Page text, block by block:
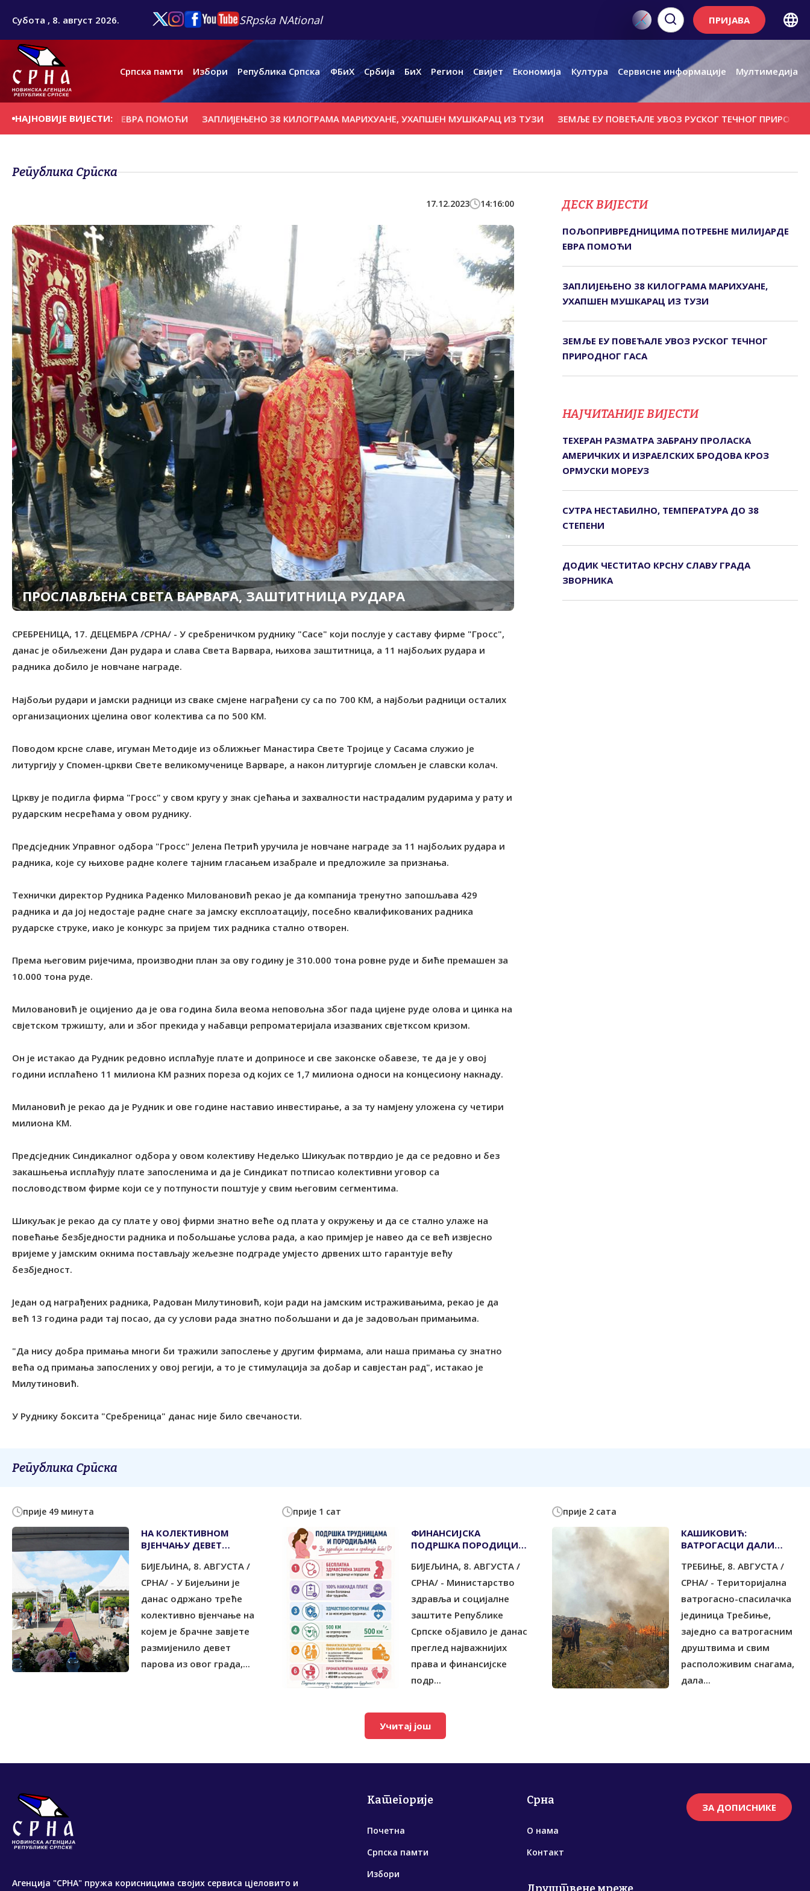
Субота , 8. август 2026. SRpska NAtional ПРИЈАВА
Српска памти Избори Република Српска ФБиХ Србија БиХ Регион Свијет Економија Култура Сервисне информације Мултимедија
НАЈНОВИЈЕ ВИЈЕСТИ:
МИЛИЈАРДЕ ЕВРА ПОМОЋИ ЗАПЛИЈЕЊЕНО 38 КИЛОГРАМА МАРИХУАНЕ, УХАПШЕН МУШКАРАЦ ИЗ ТУЗИ ЗЕМЉЕ ЕУ ПОВЕЋАЛЕ УВОЗ РУСКОГ ТЕЧНОГ ПРИРОДНОГ ГАСА
Република Српска
17.12.2023 14:16:00
ПРОСЛАВЉЕНА СВЕТА ВАРВАРА, ЗАШТИТНИЦА РУДАРА
СРЕБРЕНИЦА, 17. ДЕЦЕМБРА /СРНА/ - У сребреничком руднику "Сасе" који послује у саставу фирме "Гросс",
данас је обиљежени Дан рудара и слава Света Варвара, њихова заштитница, а 11 најбољих рудара и
радника добило је новчане награде.
Најбољи рудари и јамски радници из сваке смјене награђени су са по 700 КМ, а најбољи радници осталих
организационих цјелина овог колектива са по 500 КМ.
Поводом крсне славе, игуман Методије из оближњег Манастира Свете Тројице у Сасама служио је
литургију у Спомен-цркви Свете великомученице Варваре, а након литургије сломљен је славски колач.
Цркву је подигла фирма "Гросс" у свом кругу у знак сјећања и захвалности настрадалим рударима у рату и
рударским несрећама у овом руднику.
Предсједник Управног одбора "Гросс" Јелена Петрић уручила је новчане награде за 11 најбољих рудара и
радника, које су њихове радне колеге тајним гласањем изабрале и предложиле за признања.
Технички директор Рудника Раденко Миловановић рекао је да компанија тренутно запошљава 429
радника и да јој недостаје радне снаге за јамску експлоатацију, посебно квалификованих радника
рударске струке, иако је конкурс за пријем тих радника стално отворен.
Према његовим ријечима, производни план за ову годину је 310.000 тона ровне руде и биће премашен за
10.000 тона руде.
Миловановић је оцијенио да је ова година била веома неповољна због пада цијене руде олова и цинка на
свјетском тржишту, али и због прекида у набавци репроматеријала изазваних свјетксом кризом.
Он је истакао да Рудник редовно исплаћује плате и доприносе и све законске обавезе, те да је у овој
години исплаћено 11 милиона КМ разних пореза од којих се 1,7 милиона односи на концесиону накнаду.
Милановић је рекао да је Рудник и ове године наставио инвестирање, а за ту намјену уложена су четири
милиона КМ.
Предсједник Синдикалног одбора у овом колективу Недељко Шикуљак потврдио је да се редовно и без
закашњења исплаћују плате запосленима и да је Синдикат потписао колективни уговор са
пословодством фирме који се у потпуности поштује у свим његовим сегментима.
Шикуљак је рекао да су плате у овој фирми знатно веће од плата у окружењу и да се стално улаже на
повећање безбједности радника и побољшање услова рада, а као примјер је навео да се већ извјесно
вријеме у јамским окнима постављају жељезне подграде умјесто дрвених што гарантује већу
безбједност.
Један од награђених радника, Радован Милутиновић, који ради на јамским истраживањима, рекао је да
већ 13 година ради тај посао, да су услови рада знатно побољшани и да је задовољан примањима.
"Да нису добра примања многи би тражили запослење у другим фирмама, али наша примања су знатно
већа од примања запослених у овој регији, а то је стимулација за добар и савјестан рад", истакао је
Милутиновић.
У Руднику боксита "Сребреница" данас није било свечаности.
ДЕСК ВИЈЕСТИ
ПОЉОПРИВРЕДНИЦИМА ПОТРЕБНЕ МИЛИЈАРДЕ
ЕВРА ПОМОЋИ
ЗАПЛИЈЕЊЕНО 38 КИЛОГРАМА МАРИХУАНЕ,
УХАПШЕН МУШКАРАЦ ИЗ ТУЗИ
ЗЕМЉЕ ЕУ ПОВЕЋАЛЕ УВОЗ РУСКОГ ТЕЧНОГ
ПРИРОДНОГ ГАСА
НАЈЧИТАНИЈЕ ВИЈЕСТИ
ТЕХЕРАН РАЗМАТРА ЗАБРАНУ ПРОЛАСКА
АМЕРИЧКИХ И ИЗРАЕЛСКИХ БРОДОВА КРОЗ
ОРМУСКИ МОРЕУЗ
СУТРА НЕСТАБИЛНО, ТЕМПЕРАТУРА ДО 38
СТЕПЕНИ
ДОДИК ЧЕСТИТАО КРСНУ СЛАВУ ГРАДА
ЗВОРНИКА
Република Српска
прије 49 минута
НА КОЛЕКТИВНОМ
ВЈЕНЧАЊУ ДЕВЕТ
БИЈЕЉИНА, 8. АВГУСТА /
СРНА/ - У Бијељини је
данас одржано треће
колективно вјенчање на
којем је брачне завјете
размијенило девет
парова из овог града,...
прије 1 сат
ФИНАНСИЈСКА
ПОДРШКА ПОРОДИЦИ И
БИЈЕЉИНА, 8. АВГУСТА /
СРНА/ - Министарство
здравља и социјалне
заштите Републике
Српске објавило је данас
преглед најважнијих
права и финансијске
подр...
прије 2 сата
КАШИКОВИЋ:
ВАТРОГАСЦИ ДАЛИ
ЗАШТИТЕ СВЕ
ТРЕБИЊЕ, 8. АВГУСТА /
СРНА/ - Tериторијална
ватрогасно-спасилачка
јединица Tребиње,
заједно са ватрогасним
друштвима и свим
расположивим снагама,
дала...
Учитај још
Агенција "СРНА" пружа корисницима својих сервиса цјеловито и
Категорије
Почетна
Српска памти
Избори
Срна
О нама
Контакт
ЗА ДОПИСНИКЕ